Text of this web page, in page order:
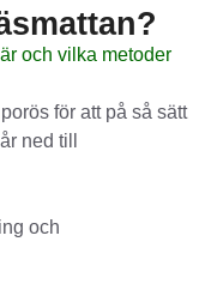
och vilka metoder
för att på så sätt
ned till
och